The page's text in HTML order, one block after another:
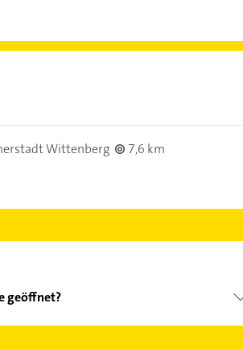
Wittenberg
7,6 km
geöffnet?
. Bitte beachten Sie, dass diese an